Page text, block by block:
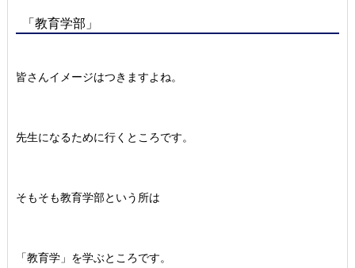
「教育学部」
皆さんイメージはつきますよね。
先生になるために行くところです。
そもそも教育学部という所は
「教育学」を学ぶところです。